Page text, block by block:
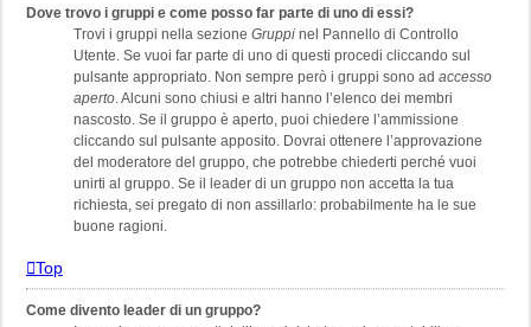
Dove trovo i gruppi e come posso far parte di uno di essi?
Trovi i gruppi nella sezione Gruppi nel Pannello di Controllo
Utente. Se vuoi far parte di uno di questi procedi cliccando sul
pulsante appropriato. Non sempre però i gruppi sono ad accesso
aperto . Alcuni sono chiusi e altri hanno l’elenco dei membri
nascosto. Se il gruppo è aperto, puoi chiedere l’ammissione
cliccando sul pulsante apposito. Dovrai ottenere l’approvazione
del moderatore del gruppo, che potrebbe chiederti perché vuoi
unirti al gruppo. Se il leader di un gruppo non accetta la tua
richiesta, sei pregato di non assillarlo: probabilmente ha le sue
buone ragioni.
Top
Come divento leader di un gruppo?